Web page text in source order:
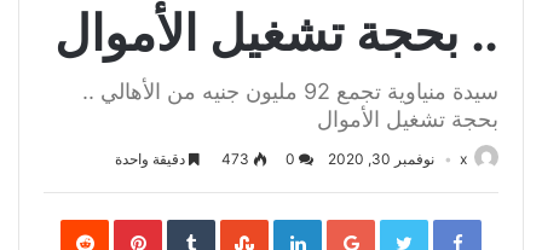
.. بحجة تشغيل الأموال
سيدة منياوية تجمع 92 مليون جنيه من الأهالي ..
بحجة تشغيل الأموال
x نوفمبر 30, 2020 473 دقيقة واحدة
Facebook
Twitter
Google+
LinkedIn
Pinterest